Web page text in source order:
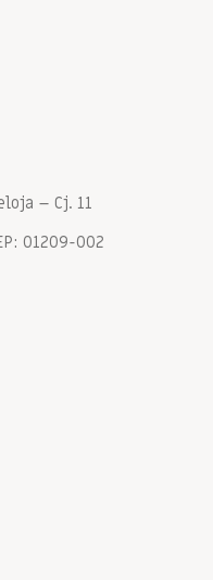
– Cj. 11
01209-002